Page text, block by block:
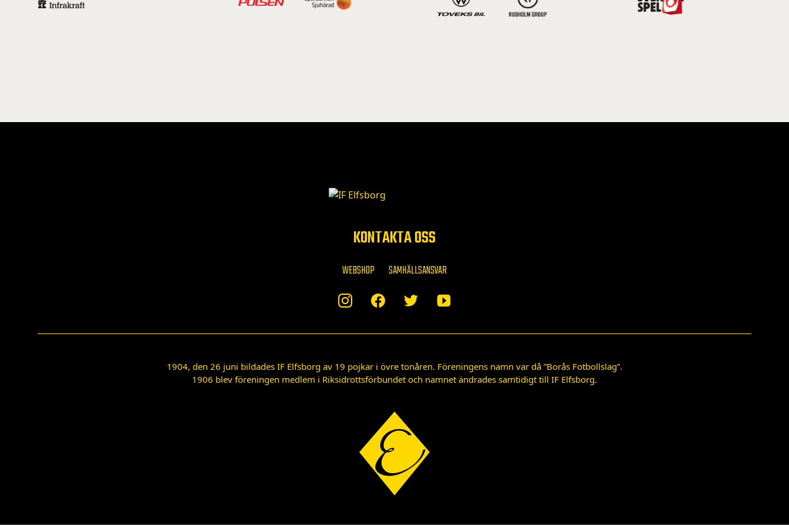
KONTAKTA OSS
WEBSHOP SAMHÄLLSANSVAR
1904, den 26 juni bildades IF Elfsborg av 19 pojkar i övre tonåren. Föreningens namn var då ”Borås Fotbollslag”.
1906 blev föreningen medlem i Riksidrottsförbundet och namnet ändrades samtidigt till IF Elfsborg.